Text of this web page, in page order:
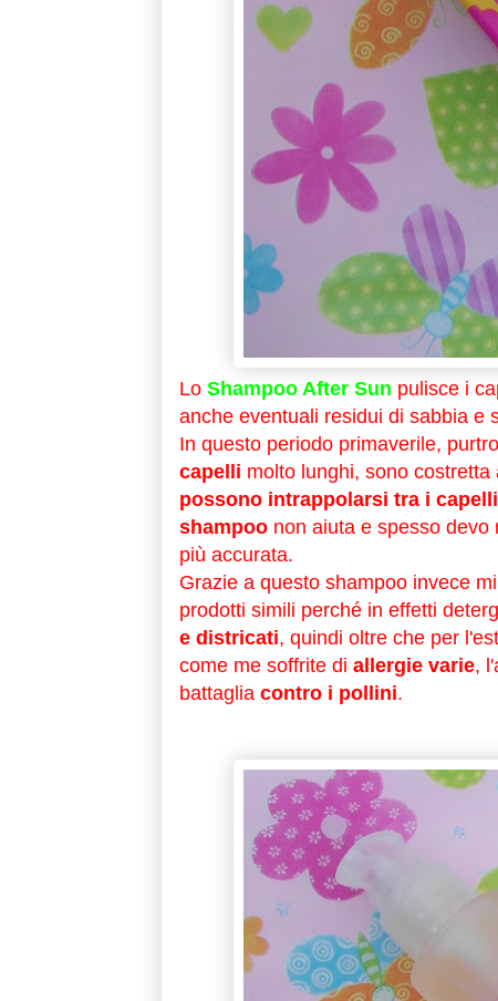
Lo Shampoo After Sun pulisce i
anche eventuali residui di sabbia e
In questo periodo primaverile,
capelli molto lunghi, sono
possono intrappolarsi tra i capelli
shampoonon aiuta e spesso devo
più accurata.
Grazie a questo shampoo invece
prodotti simili perché in effetti
e districati, quindi oltre che per
come me soffrite di allergie varie,
battaglia contro i pollini.